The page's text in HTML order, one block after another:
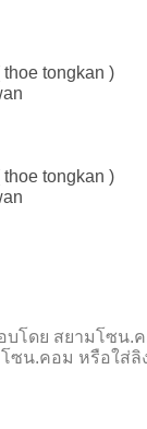
tongkan )
tongkan )
บโดย สยามโซน.
ซน.คอม หรือใส่ลิ